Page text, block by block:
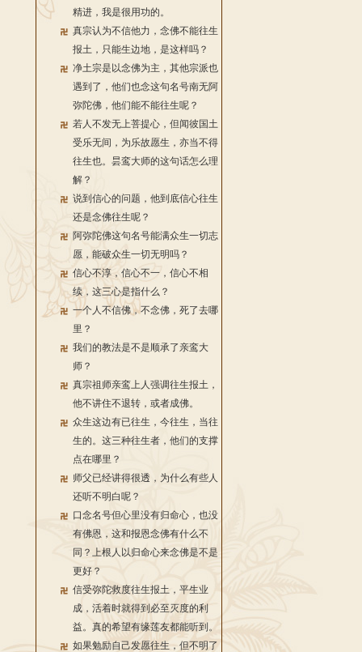
精进，我是很用功的。
真宗认为不信他力，念佛不能往生
报土，只能生边地，是这样吗？
净土宗是以念佛为主，其他宗派也
遇到了，他们也念这句名号南无阿
弥陀佛，他们能不能往生呢？
若人不发无上菩提心，但闻彼国土
受乐无间，为乐故愿生，亦当不得
往生也。昙鸾大师的这句话怎么理
解？
说到信心的问题，他到底信心往生
还是念佛往生呢？
阿弥陀佛这句名号能满众生一切志
愿，能破众生一切无明吗？
信心不淳，信心不一，信心不相
续，这三心是指什么？
一个人不信佛，不念佛，死了去哪
里？
我们的教法是不是顺承了亲鸾大
师？
真宗祖师亲鸾上人强调往生报土，
他不讲住不退转，或者成佛。
众生这边有已往生，今往生，当往
生的。这三种往生者，他们的支撑
点在哪里？
师父已经讲得很透，为什么有些人
还听不明白呢？
口念名号但心里没有归命心，也没
有佛恩，这和报恩念佛有什么不
同？上根人以归命心来念佛是不是
更好？
信受弥陀救度往生报土，平生业
成，活着时就得到必至灭度的利
益。真的希望有缘莲友都能听到。
如果勉励自己发愿往生，但不明了